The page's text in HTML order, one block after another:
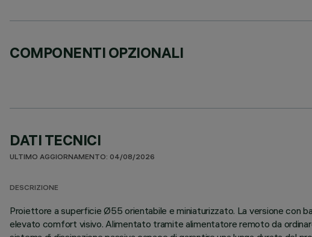
COMPONENTI OPZIONALI
DATI TECNICI
ULTIMO AGGIORNAMENTO: 04/08/2026
DESCRIZIONE
Proiettore a superficie Ø55 orientabile e miniaturizzato. La versione
elevato comfort visivo. Alimentato tramite alimentatore remoto da